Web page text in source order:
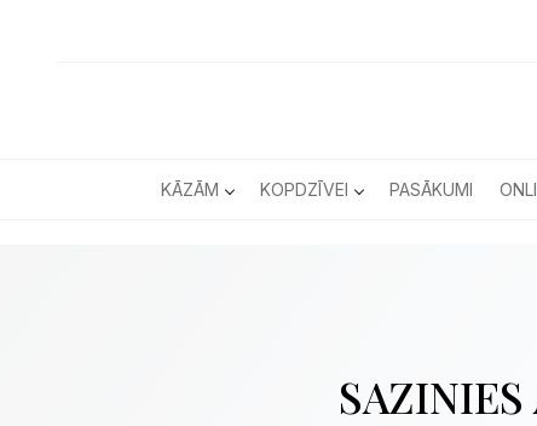
KĀZĀM KOPDZĪVEI PASĀKUMI